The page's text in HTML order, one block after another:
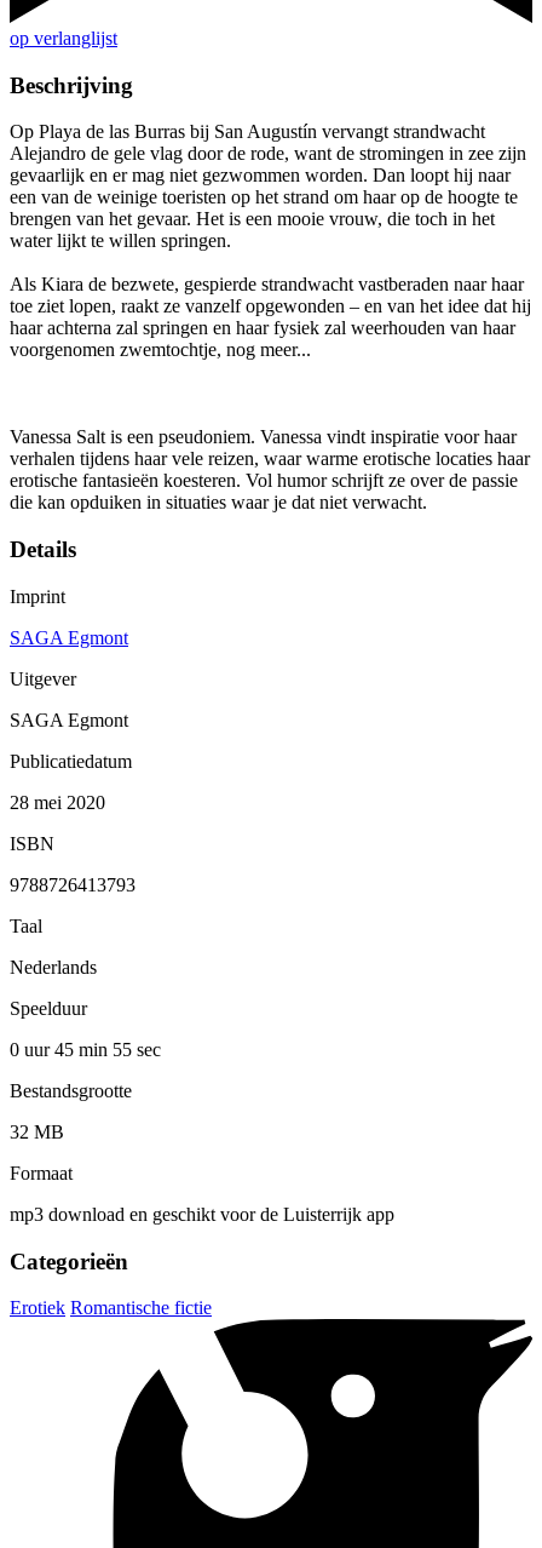
op verlanglijst
Beschrijving
Op Playa de las Burras bij San Augustín vervangt strandwacht
Alejandro de gele vlag door de rode, want de stromingen in zee zijn
gevaarlijk en er mag niet gezwommen worden. Dan loopt hij naar
een van de weinige toeristen op het strand om haar op de hoogte te
brengen van het gevaar. Het is een mooie vrouw, die toch in het
water lijkt te willen springen.
Als Kiara de bezwete, gespierde strandwacht vastberaden naar haar
toe ziet lopen, raakt ze vanzelf opgewonden – en van het idee dat hij
haar achterna zal springen en haar fysiek zal weerhouden van haar
voorgenomen zwemtochtje, nog meer...
Vanessa Salt is een pseudoniem. Vanessa vindt inspiratie voor haar
verhalen tijdens haar vele reizen, waar warme erotische locaties haar
erotische fantasieën koesteren. Vol humor schrijft ze over de passie
die kan opduiken in situaties waar je dat niet verwacht.
Details
Imprint
SAGA Egmont
Uitgever
SAGA Egmont
Publicatiedatum
28 mei 2020
ISBN
9788726413793
Taal
Nederlands
Speelduur
0 uur 45 min 55 sec
Bestandsgrootte
32 MB
Formaat
mp3 download en geschikt voor de Luisterrijk app
Categorieën
Erotiek Romantische fictie